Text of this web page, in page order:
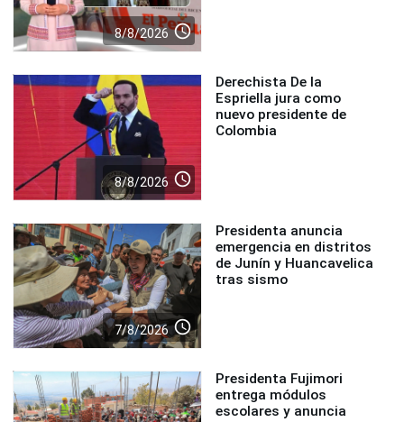
8/8/2026 access_time
8/8/2026 access_time
Derechista De la
Espriella jura como
nuevo presidente de
Colombia
7/8/2026 access_time
Presidenta anuncia
emergencia en distritos
de Junín y Huancavelica
tras sismo
Presidenta Fujimori
entrega módulos
escolares y anuncia